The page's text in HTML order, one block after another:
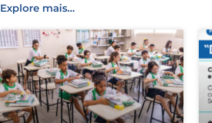
k
Explore mais...